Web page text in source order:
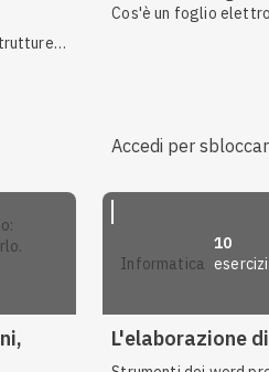
Cos'è un foglio
Accedi per
informatica
10
esercizi
L'elaborazione